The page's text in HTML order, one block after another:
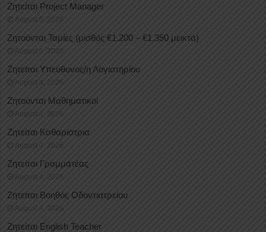
Ζητείται Project Manager
August 5, 2026
Ζητούνται Ταμίες (μισθός €1.200 – €1.350 μεικτά)
August 5, 2026
Ζητείται Υπεύθυνος/η Λογιστηρίου
August 4, 2026
Ζητούνται Μαθηματικοί
August 4, 2026
Ζητείται Καθαρίστρια
August 4, 2026
Ζητείται Γραμματέας
August 4, 2026
Ζητείται Βοηθός Οδοντιατρείου
August 4, 2026
Ζητείται English Teacher